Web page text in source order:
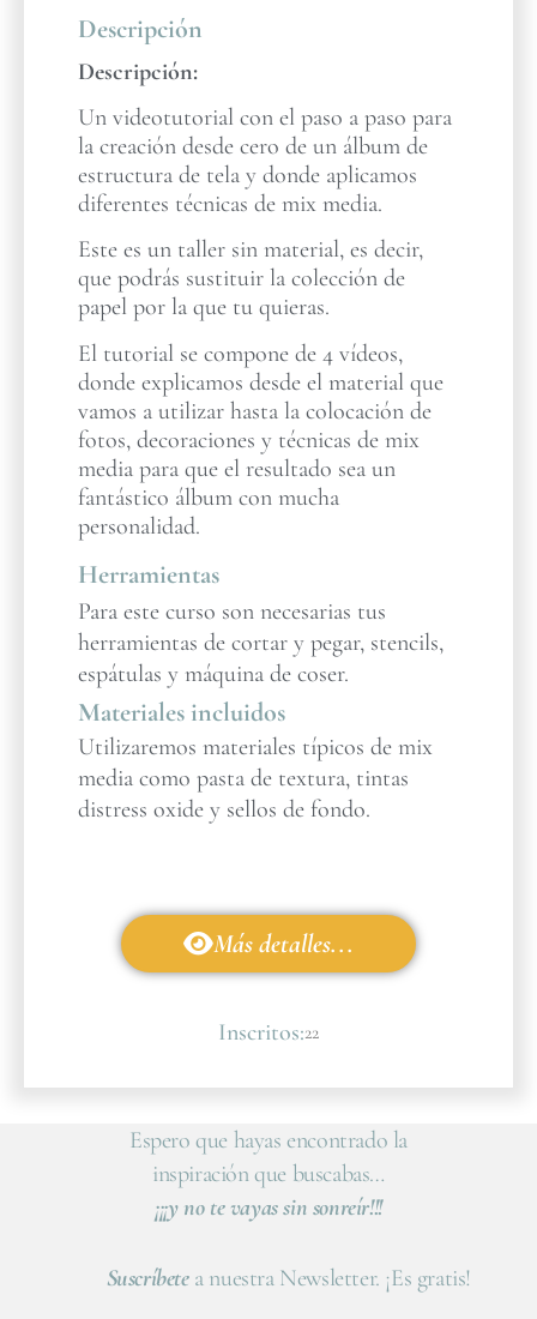
Descripción
Descripción:
Un videotutorial con el paso a paso para
la creación desde cero de un álbum de
estructura de tela y donde aplicamos
diferentes técnicas de mix media.
Este es un taller sin material, es decir,
que podrás sustituir la colección de
papel por la que tu quieras.
El tutorial se compone de 4 vídeos,
donde explicamos desde el material que
vamos a utilizar hasta la colocación de
fotos, decoraciones y técnicas de mix
media para que el resultado sea un
fantástico álbum con mucha
personalidad.
Herramientas
Para este curso son necesarias tus
herramientas de cortar y pegar, stencils,
espátulas y máquina de coser.
Materiales incluidos
Utilizaremos materiales típicos de mix
media como pasta de textura, tintas
distress oxide y sellos de fondo.
Más detalles...
Inscritos:22
Espero que hayas encontrado la
inspiración que buscabas…
¡¡¡y no te vayas sin sonreír!!!
Suscríbetea nuestra Newsletter. ¡Es gratis!